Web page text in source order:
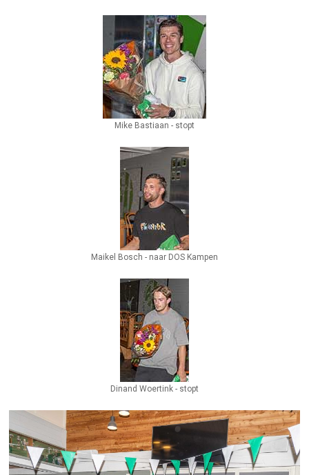
Mike Bastiaan - stopt
Maikel Bosch - naar DOS Kampen
Dinand Woertink - stopt